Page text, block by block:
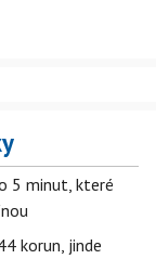
5 minut, které
korun, jinde